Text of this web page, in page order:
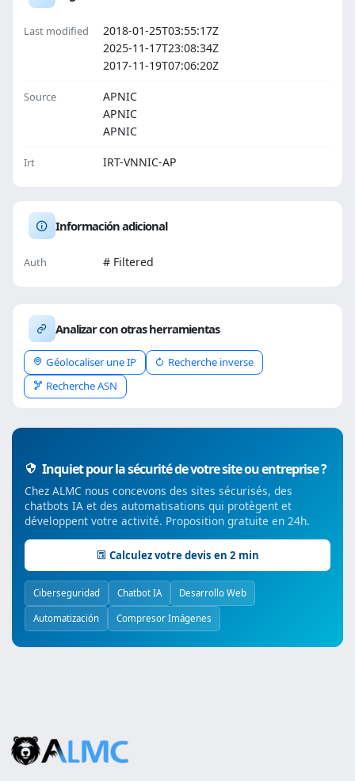
Last modified
2018-01-25T03:55:17Z
2025-11-17T23:08:34Z
2017-11-19T07:06:20Z
Source
APNIC
APNIC
APNIC
Irt IRT-VNNIC-AP
Información adicional
Auth # Filtered
Analizar con otras herramientas
Géolocaliser une IP
Recherche inverse
Recherche ASN
Inquiet pour la sécurité de votre site ou entreprise ?
Chez ALMC nous concevons des sites sécurisés, des
chatbots IA et des automatisations qui protègent et
développent votre activité. Proposition gratuite en 24h.
Calculez votre devis en 2 min
Ciberseguridad Chatbot IA Desarrollo Web
Automatización Compresor Imágenes